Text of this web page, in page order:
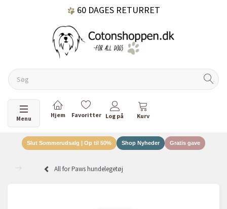
60 DAGES RETURRET
Skifte navigation
Menu
Slut Sommerudsalg | Op til 50% Shop Nyheder Gratis gave
All for Paws hundelegetøj